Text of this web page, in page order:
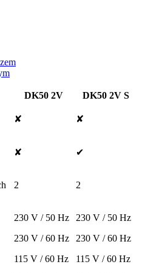
DK50 2V DK50 2V S
✘ ✘
✘ ✔
2 2
230 V / 50 Hz
230 V / 60 Hz
115 V / 60 Hz
230 V / 50 Hz
230 V / 60 Hz
115 V / 60 Hz